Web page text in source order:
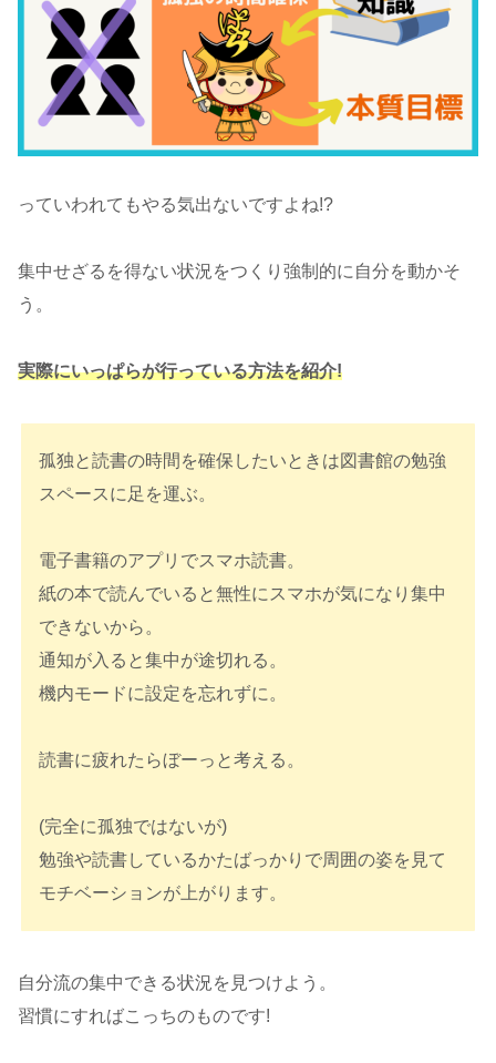
っていわれてもやる気出ないですよね!?
集中せざるを得ない状況をつくり強制的に自分を動かそ
う。
実際にいっぱらが行っている方法を紹介!
孤独と読書の時間を確保したいときは図書館の勉強
スペースに足を運ぶ。
電子書籍のアプリでスマホ読書。
紙の本で読んでいると無性にスマホが気になり集中
できないから。
通知が入ると集中が途切れる。
機内モードに設定を忘れずに。
読書に疲れたらぼーっと考える。
(完全に孤独ではないが)
勉強や読書しているかたばっかりで周囲の姿を見て
モチベーションが上がります。
自分流の集中できる状況を見つけよう。
習慣にすればこっちのものです!